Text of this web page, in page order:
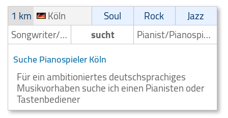
1 km
Köln Soul Rock
Jazz
Songwriter/Komponist
sucht Pianist/Pianospieler
Suche Pianospieler Köln
Für ein ambitioniertes deutschsprachiges
Musikvorhaben suche ich einen Pianisten oder
Tastenbediener